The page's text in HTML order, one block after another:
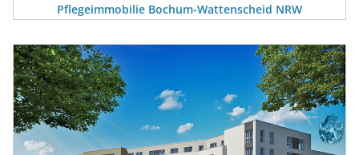
Pflegeimmobilie Bochum-Wattenscheid NRW